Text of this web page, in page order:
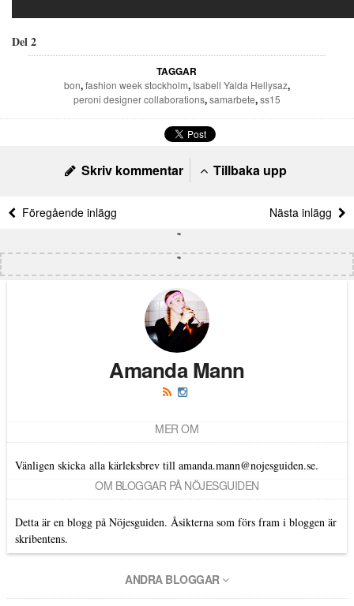
Del 2
TAGGAR
bon,fashion week stockholm, Isabell Yalda Hellysaz,
peroni designer collaborations,samarbete,ss15
Skriv kommentar Tillbaka upp
Föregående inlägg Nästa inlägg
Amanda Mann
MER OM
Vänligen skicka alla kärleksbrev till amanda.mann@nojesguiden.se.
OM BLOGGAR PÅ NÖJESGUIDEN
Detta är en blogg på Nöjesguiden. Åsikterna som förs fram i bloggen är
skribentens.
ANDRA BLOGGAR